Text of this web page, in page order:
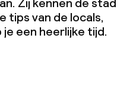
tips van de locals,
een heerlijke tijd.